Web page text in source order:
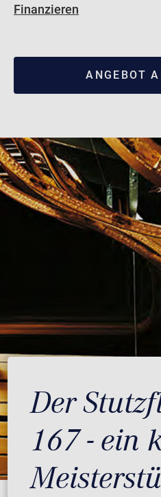
Finanzieren
ANGEBOT
Der
167 - ein